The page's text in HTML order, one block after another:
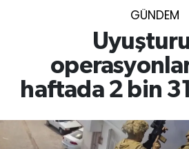
GÜNDEM
haftada 2 bin
Yerel
Spor
Süper Lig Puan Durumu
Tüm Manşetler
Son Dakika Haberleri